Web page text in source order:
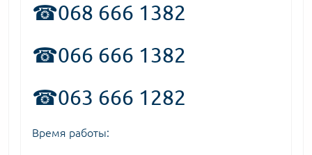
☎068 666 1382
☎066 666 1382
☎063 666 1282
Время работы: